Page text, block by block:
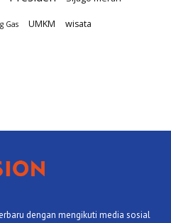
Gas UMKM wisata
dengan mengikuti media sosial